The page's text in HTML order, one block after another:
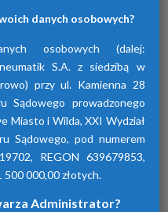
danych osobowych?
osobowych (dalej:
S.A. z siedzibą w
przy ul. Kamienna 28
Sądowego prowadzonego
Miasto i Wilda, XXI Wydział
Sądowego, pod numerem
REGON 639679853,
500 000,00 złotych.
Administrator?